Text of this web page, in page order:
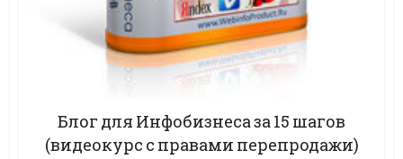
Блог для Инфобизнеса за 15 шагов
(видеокурс с правами перепродажи)